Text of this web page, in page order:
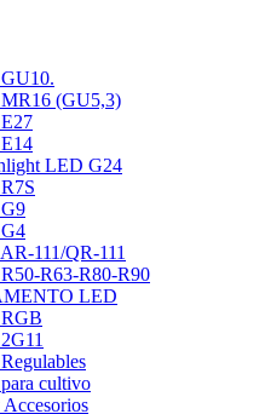
(GU5,3)
LED G24
111/QR-111
R63-R80-R90
LED
cultivo
Accesorios